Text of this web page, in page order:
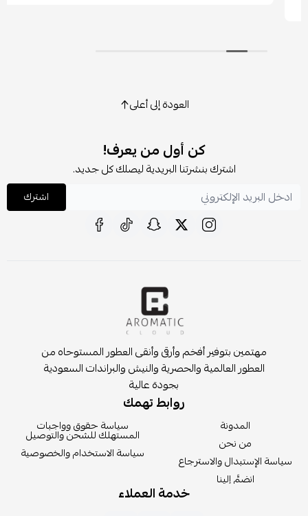
العودة إلى أعلى
كن أول من يعرف!
اشترك بنشرتنا البريدية ليصلك كل جديد.
اشترك
مهتمين بتوفير أفخم وأرقى وأنقى العطور المستوحاه من
العطور العالمية والحصرية والنيش والبراندات السعودية
بجودة عالية
روابط تهمك
المدونة
من نحن
سياسة الإستبدال والاسترجاع
انضمَّ إلينا
سياسة حقوق وواجبات
المستهلك للشحن والتوصيل
سياسة الاستخدام والخصوصية
خدمة العملاء